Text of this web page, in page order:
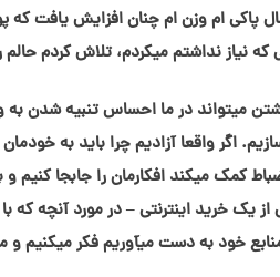
پاکی ام وزن ام چنان افزایش یافت
که نیاز نداشتم میکردم، تلاش کردم
میتواند در ما احساس تنبیه شدن به
اگر واقعا آزادیم چرا باید به
کمک میکند افکارمان را جابجا
یک خرید اینترنتی – در مورد آنچه که
خود به دست میآوریم فکر میکنیم